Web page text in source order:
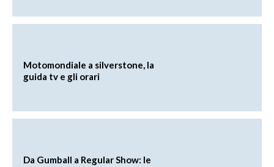
Motomondiale a silverstone, la
guida tv e gli orari
Da Gumball a Regular Show: le